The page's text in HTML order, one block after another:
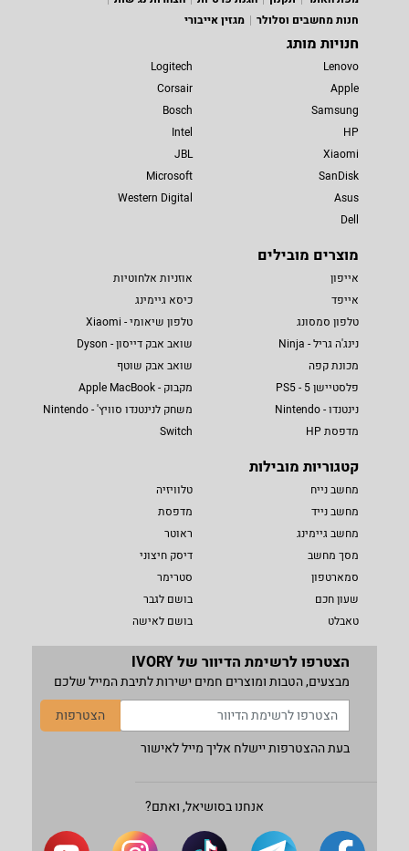
חנות מחשבים וסלולר
מגזין אייבורי
חנויות מותג
Lenovo
Apple
Samsung
HP
Xiaomi
SanDisk
Asus
Dell
Logitech
Corsair
Bosch
Intel
JBL
Microsoft
Western Digital
מוצרים מובילים
אייפון
אייפד
טלפון סמסונג
נינג'ה גריל - Ninja
מכונת קפה
פלסטיישן 5 - PS5
נינטנדו - Nintendo
מדפסת HP
אוזניות אלחוטיות
כיסא גיימינג
טלפון שיאומי - Xiaomi
שואב אבק דייסון - Dyson
שואב אבק שוטף
מקבוק - Apple MacBook
משחק לנינטנדו סוויץ' - Nintendo
Switch
קטגוריות מובילות
מחשב נייח
מחשב נייד
מחשב גיימינג
מסך מחשב
סמארטפון
שעון חכם
טאבלט
טלוויזיה
מדפסת
ראוטר
דיסק חיצוני
סטרימר
בושם לגבר
בושם לאישה
הצטרפו לרשימת הדיוור של IVORY
מבצעים, הטבות ומוצרים חמים ישירות לתיבת המייל שלכם
הצטרפות
בעת ההצטרפות יישלח אליך מייל לאישור
אנחנו בסושיאל, ואתם?